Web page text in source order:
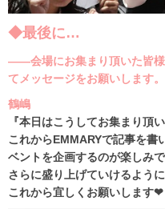
◆最後に…
――会場にお集まり頂いた皆
てメッセージをお願いします。
鶴嶋
『本日はこうしてお集まり頂
これからEMMARYで記事を書
ベントを企画するのが楽しみで
さらに盛り上げていけるように
これから宜しくお願いします❤